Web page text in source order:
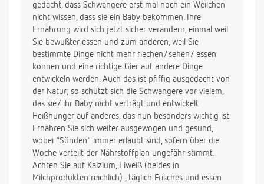
gedacht, dass Schwangere erst mal noch ein Weilchen
nicht wissen, dass sie ein Baby bekommen. Ihre
Ernährung wird sich jetzt sicher verändern, einmal weil
Sie bewußter essen und zum anderen, weil Sie
bestimmte Dinge nicht mehr riechen/sehen/ essen
können und eine richtige Gier auf andere Dinge
entwickeln werden. Auch das ist pfiffig ausgedacht von
der Natur; so schützt sich die Schwangere vor vielem,
das sie/ ihr Baby nicht verträgt und entwickelt
Heißhunger auf anderes, das nun besonders wichtig ist.
Ernähren Sie sich weiter ausgewogen und gesund,
wobei "Sünden" immer erlaubt sind, sofern über die
Woche verteilt der Nährstoffplan ungefähr stimmt.
Achten Sie auf Kalzium, Eiweiß (beides in
Milchprodukten reichlich) , täglich Frisches und essen